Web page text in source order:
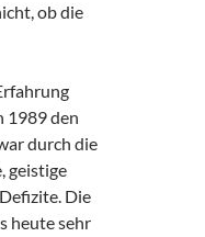
ob die
1989 den
durch die
geistige
Die
heute sehr